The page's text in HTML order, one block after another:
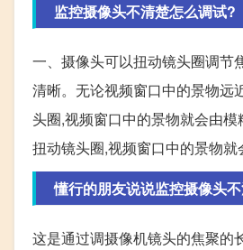
监控摄像头不清楚怎么调试?
一、摄像头可以扭动镜头圈调节
清晰。无论视频窗口中的景物远
头圈,视频窗口中的景物就会由
扭动镜头圈,视频窗口中的景物就
懂行的朋友说说监控摄像头
这是通过调摄像机镜头的焦聚的